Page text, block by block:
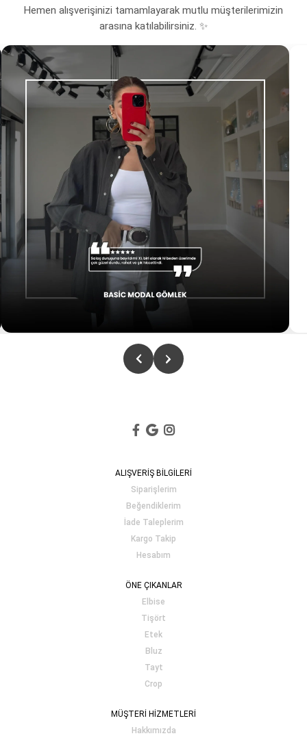
Hemen alışverişinizi tamamlayarak mutlu müşterilerimizin
arasına katılabilirsiniz. ✨
ALIŞVERİŞ BİLGİLERİ
Siparişlerim
Beğendiklerim
İade Taleplerim
Kargo Takip
Hesabım
ÖNE ÇIKANLAR
Elbise
Tişört
Etek
Bluz
Tayt
Crop
MÜŞTERİ HİZMETLERİ
Hakkımızda